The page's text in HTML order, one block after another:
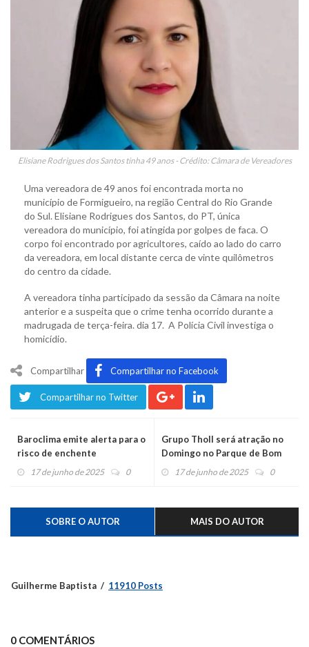
Elisiane Rodrigues dos Santos tinha 49 anos - Crédito: Câmara de Vereadores
Uma vereadora de 49 anos foi encontrada morta no
município de Formigueiro, na região Central do Rio Grande
do Sul. Elisiane Rodrigues dos Santos, do PT, única
vereadora do município, foi atingida por golpes de faca. O
corpo foi encontrado por agricultores, caído ao lado do carro
da vereadora, em local distante cerca de vinte quilômetros
do centro da cidade.
A vereadora tinha participado da sessão da Câmara na noite
anterior e a suspeita que o crime tenha ocorrido durante a
madrugada de terça-feira. dia 17. A Polícia Civil investiga o
homicídio.
Compartilhar Compartilhar no Facebook
Compartilhar no Twitter
Baroclima emite alerta para o
risco de enchente
17 de junho de 2025 0
Grupo Tholl será atração no
Domingo no Parque de Bom
Princípio
17 de junho de 2025 0
SOBRE O AUTOR MAIS DO AUTOR
Guilherme Baptista 11910 Posts
0 COMENTÁRIOS